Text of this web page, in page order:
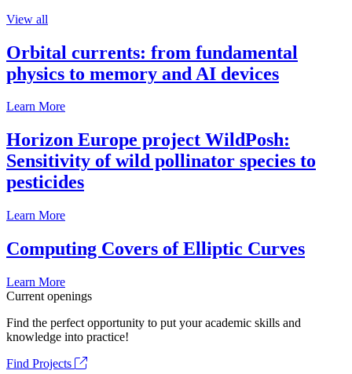
View all
Orbital currents: from fundamental
physics to memory and AI devices
Learn More
Horizon Europe project WildPosh:
Sensitivity of wild pollinator species to
pesticides
Learn More
Computing Covers of Elliptic Curves
Learn More
Current openings
Find the perfect opportunity to put your academic skills and
knowledge into practice!
Find Projects